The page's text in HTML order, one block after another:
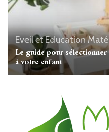
Eveil et Education
Le guide pour
à votre enfant